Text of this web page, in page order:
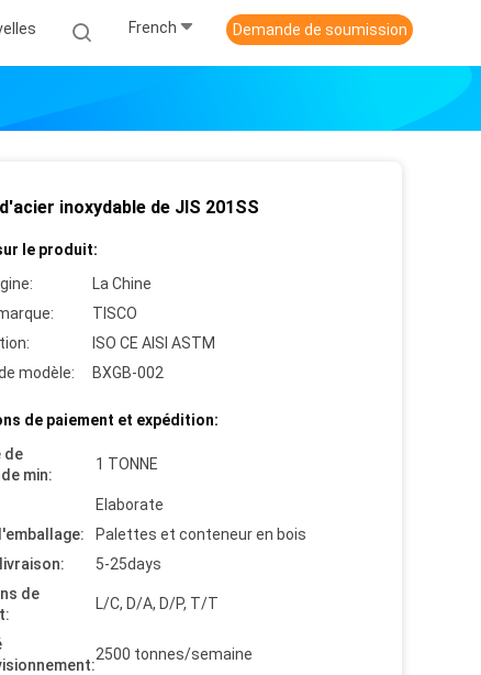
French Demande de soumission
inoxydable de JIS 201SS
le produit:
La Chine
TISCO
ISO CE AISI ASTM
modèle:
BXGB-002
de paiement et expédition:
de
min:
1 TONNE
Elaborate
Palettes et conteneur en bois
5-25days
de
L/C, D/A, D/P, T/T
2500 tonnes/semaine